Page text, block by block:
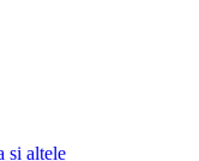
si altele